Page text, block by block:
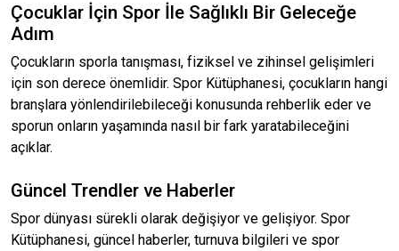
Çocuklar İçin Spor İle Sağlıklı Bir Geleceğe
Adım
Çocukların sporla tanışması, fiziksel ve zihinsel gelişimleri
için son derece önemlidir. Spor Kütüphanesi, çocukların hangi
branşlara yönlendirilebileceği konusunda rehberlik eder ve
sporun onların yaşamında nasıl bir fark yaratabileceğini
açıklar.
Güncel Trendler ve Haberler
Spor dünyası sürekli olarak değişiyor ve gelişiyor. Spor
Kütüphanesi, güncel haberler, turnuva bilgileri ve spor